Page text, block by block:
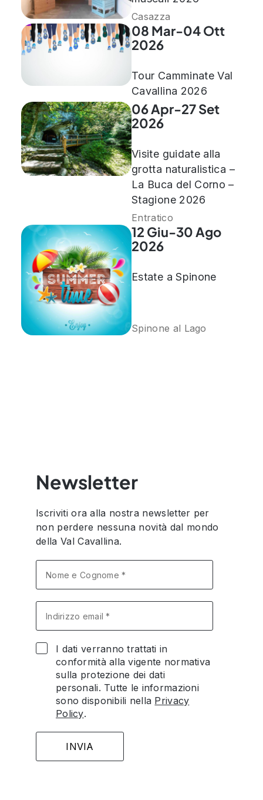
Casazza
08 Mar-04 Ott
2026
Tour Camminate Val
Cavallina 2026
06 Apr-27 Set
2026
Visite guidate alla
grotta naturalistica –
La Buca del Corno –
Stagione 2026
Entratico
12 Giu-30 Ago
2026
Estate a Spinone
Spinone al Lago
Newsletter
Iscriviti ora alla nostra newsletter per
non perdere nessuna novità dal mondo
della Val Cavallina.
I dati verranno trattati in
conformità alla vigente normativa
sulla protezione dei dati
personali. Tutte le informazioni
sono disponibili nella Privacy
Policy.